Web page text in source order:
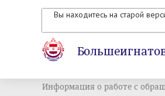
Вы находитесь на старой
Информация о работе с